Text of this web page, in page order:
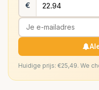
€
Huidige prijs: €25,49. We